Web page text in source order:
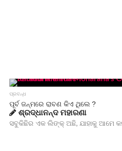
ପ୍ରବନ୍ଧ
ପୂର୍ବ ଜନ୍ମରେ ରାବଣ କିଏ ଥିଲେ ?
ଶ୍ରଦ୍ଧାନନ୍ଦ ମହାରଣା
ସବୁକିଛିର ଏକ ଲିଙ୍କ୍ ଅଛି, ଯାହାକୁ ଆମେ